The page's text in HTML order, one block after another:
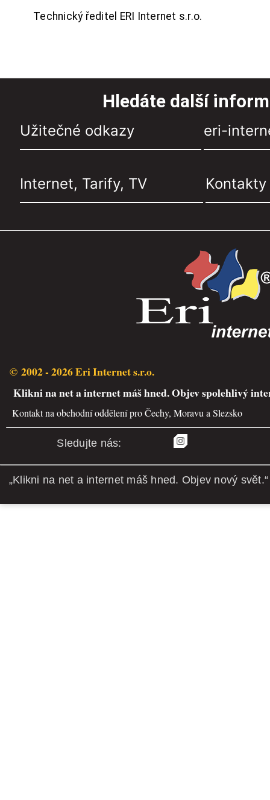
Technický ředitel ERI Internet s.r.o.
Hledáte další
Užitečné odkazy eri-
Internet, Tarify, TV Kontakty
© 2002 - 2026 Eri Internet s.r.o.
Klikni na net a internet máš hned. Objev spolehlivý
Kontakt na obchodní oddělení pro Čechy, Moravu a Slezsko
Sledujte nás:
„Klikni na net a internet máš hned. Objev nový svět.“